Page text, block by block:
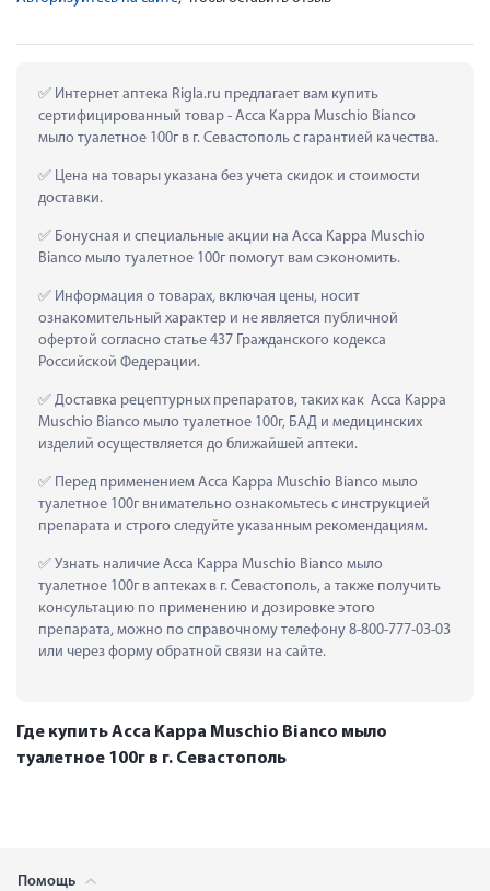
Интернет аптека Rigla.ru предлагает вам купить
сертифицированный товар - Acca Kappa Muschio Bianco
мыло туалетное 100г в г. Севастополь с гарантией качества.
Цена на товары указана без учета скидок и стоимости
доставки.
Бонусная и специальные акции на Acca Kappa Muschio
Bianco мыло туалетное 100г помогут вам сэкономить.
Информация о товарах, включая цены, носит
ознакомительный характер и не является публичной
офертой согласно статье 437 Гражданского кодекса
Российской Федерации.
Доставка рецептурных препаратов, таких как  Acca Kappa
Muschio Bianco мыло туалетное 100г, БАД и медицинских
изделий осуществляется до ближайшей аптеки.
Перед применением Acca Kappa Muschio Bianco мыло
туалетное 100г внимательно ознакомьтесь с инструкцией
препарата и строго следуйте указанным рекомендациям.
Узнать наличие Acca Kappa Muschio Bianco мыло
туалетное 100г в аптеках в г. Севастополь, а также получить
консультацию по применению и дозировке этого
препарата, можно по справочному телефону 8-800-777-03-03
или через форму обратной связи на сайте.
Где купить Acca Kappa Muschio Bianco мыло
туалетное 100г в г. Севастополь
Помощь